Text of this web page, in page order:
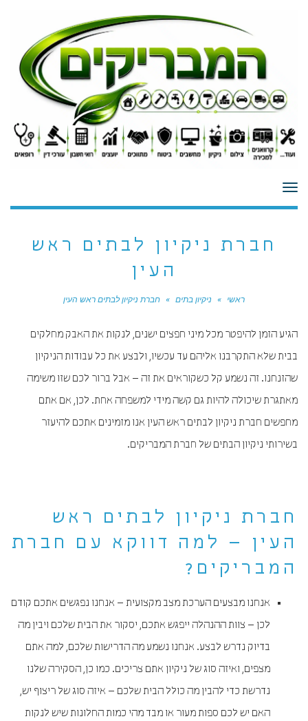
תפריט
חברת ניקיון לבתים ראש
העין
ראשי » ניקיון בתים » חברת ניקיון לבתים ראש העין
הגיע הזמן להיפטר מכל מיני חפצים ישנים, לנקות את האבק מחלקים
בבית שלא התקרבנו אליהם עד עכשיו, ולבצע את כל עבודות הניקיון
שהזנחנו. זה נשמע קל כשקוראים את זה – אבל ברור לכם שזו משימה
מאתגרת שיכולה להיות גם קשה מידי למשפחה אחת. לכן, אם אתם
מחפשים חברת ניקיון לבתים ראש העין אנו מזמינים אתכם להיעזר
בשירותי ניקיון הבתים של חברת המבריקים.
חברת ניקיון לבתים ראש
העין – למה דווקא עם חברת
המבריקים?
אנחנו מבצעים הערכת מצב מקצועית – אנחנו נפגשים אתכם קודם
לכן – צוות ההנהלה ייפגש אתכם, יסקור את הבית שלכם ויבין מה
בדיוק נדרש לבצע. אנחנו נשמע מה הדרישות שלכם, למה אתם
מצפים, ואיזה סוג של ניקיון אתם צריכים. כמו כן, הסקירה שלנו
נדרשת כדי להבין מה כולל הבית שלכם – איזה סוג של ריצוף יש,
האם יש לכם ספות מעור או מבד מהי כמות החלונות שיש לנקות